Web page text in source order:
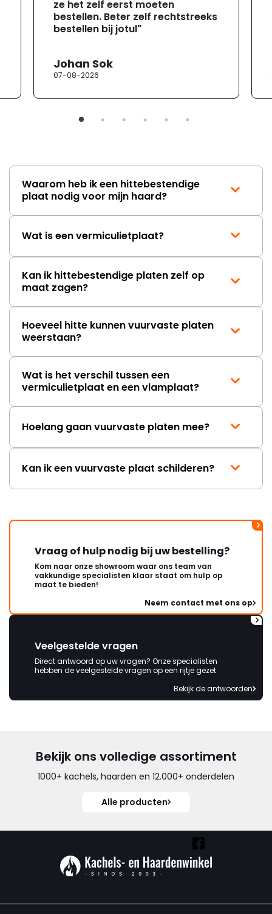
ze het zelf eerst moeten
bestellen. Beter zelf rechtstreeks
bestellen bij jotul"
Johan Sok
07-08-2026
Waarom heb ik een hittebestendige
plaat nodig voor mijn haard?
Wat is een vermiculietplaat?
Kan ik hittebestendige platen zelf op
maat zagen?
Hoeveel hitte kunnen vuurvaste platen
weerstaan?
Wat is het verschil tussen een
vermiculietplaat en een vlamplaat?
Hoelang gaan vuurvaste platen mee?
Kan ik een vuurvaste plaat schilderen?
Vraag of hulp nodig bij uw bestelling?
Kom naar onze showroom waar ons team van
vakkundige specialisten klaar staat om hulp op
maat te bieden!
Neem contact met ons op
Veelgestelde vragen
Direct antwoord op uw vragen? Onze specialisten
hebben de veelgestelde vragen op een rijtje gezet
Bekijk de antwoorden
Bekijk ons volledige assortiment
1000+ kachels, haarden en 12.000+ onderdelen
Alle producten